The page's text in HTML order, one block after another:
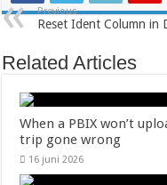
Previous
Reset Ident Column in
Related Articles
When a PBIX won’t
trip gone wrong
16 juni 2026